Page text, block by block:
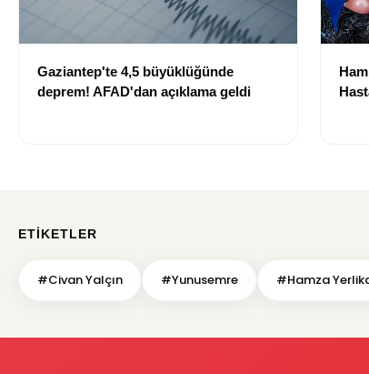
Gaziantep'te 4,5 büyüklüğünde
deprem! AFAD'dan açıklama geldi
ETIKETLER
#Civan Yalçın #Yunusemre #Hamza